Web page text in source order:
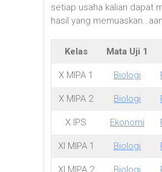
setiap usaha kalian dapat
hasil yang
Kelas Mata Uji 1
X MIPA 1 Biologi
X MIPA 2 Biologi
X IPS Ekonomi
XI MIPA 1 Biologi
XI MIPA 2 Biologi